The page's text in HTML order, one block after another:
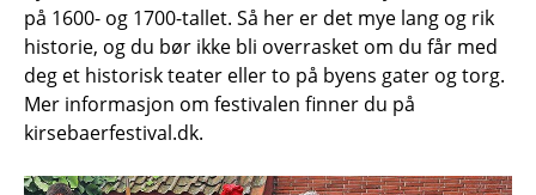
på 1600- og 1700-tallet. Så her er det mye lang og rik
historie, og du bør ikke bli overrasket om du får med
deg et historisk teater eller to på byens gater og torg.
Mer informasjon om festivalen finner du på
kirsebaerfestival.dk.